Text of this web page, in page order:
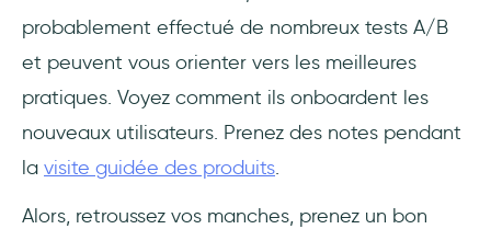
probablement effectué de nombreux tests A/B
et peuvent vous orienter vers les meilleures
pratiques. Voyez comment ils onboardent les
nouveaux utilisateurs. Prenez des notes pendant
la visite guidée des produits.
Alors, retroussez vos manches, prenez un bon